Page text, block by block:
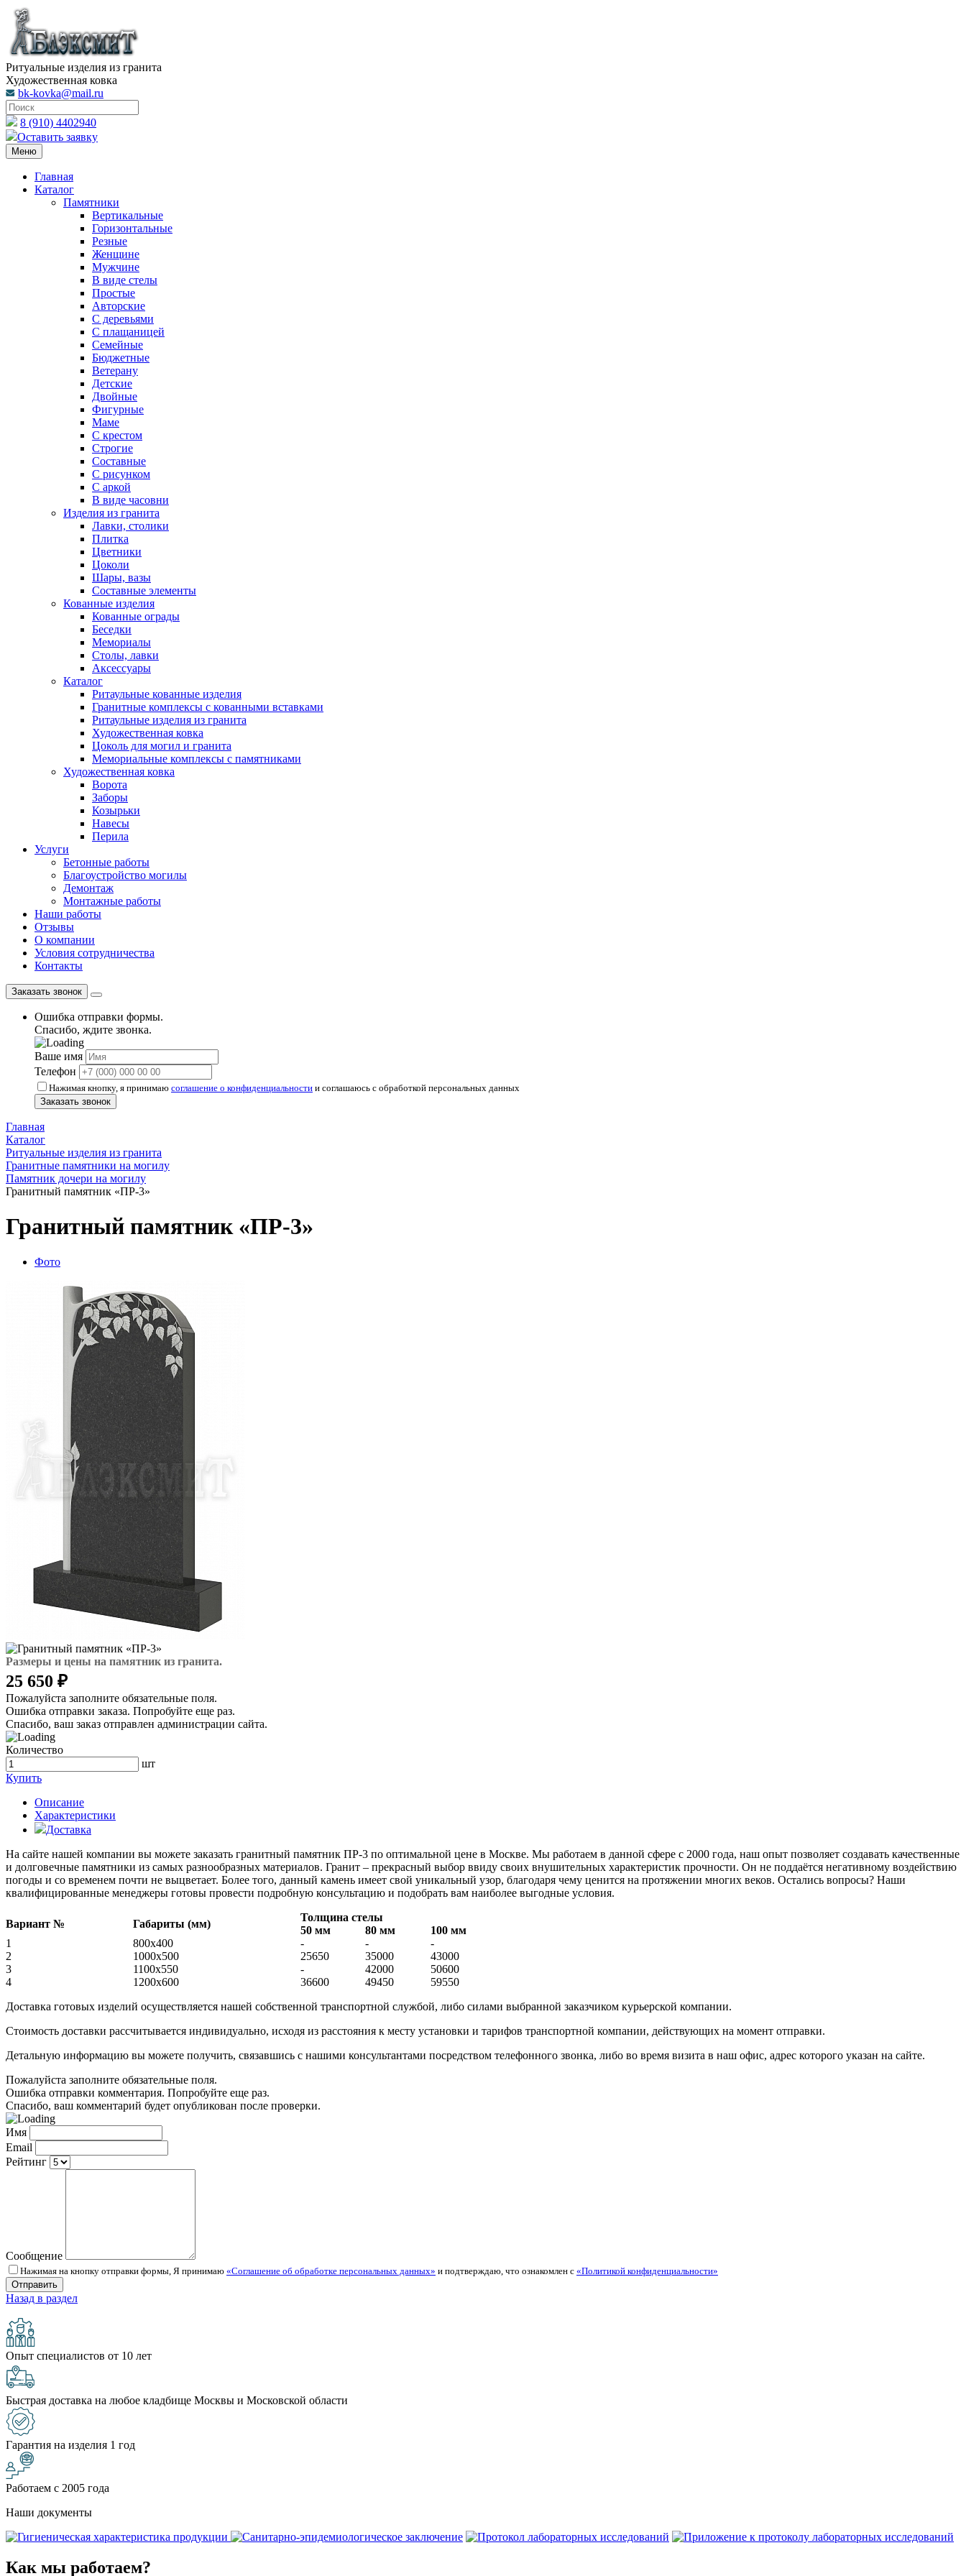
Ритуальные изделия из гранита
Художественная ковка
bk-kovka@mail.ru
8 (910) 4402940
Оставить заявку
Меню
Главная
Каталог
Памятники
Вертикальные
Горизонтальные
Резные
Женщине
Мужчине
В виде стелы
Простые
Авторские
С деревьями
С плащаницей
Семейные
Бюджетные
Ветерану
Детские
Двойные
Фигурные
Маме
С крестом
Строгие
Составные
С рисунком
С аркой
В виде часовни
Изделия из гранита
Лавки, столики
Плитка
Цветники
Цоколи
Шары, вазы
Составные элементы
Кованные изделия
Кованные ограды
Беседки
Мемориалы
Столы, лавки
Аксессуары
Каталог
Ритаульные кованные изделия
Гранитные комплексы с кованными вставками
Ритаульные изделия из гранита
Художественная ковка
Цоколь для могил и гранита
Мемориальные комплексы с памятниками
Художественная ковка
Ворота
Заборы
Козырьки
Навесы
Перила
Услуги
Бетонные работы
Благоустройство могилы
Демонтаж
Монтажные работы
Наши работы
Отзывы
О компании
Условия сотрудничества
Контакты
Заказать звонок
Ошибка отправки формы.
Спасибо, ждите звонка.
Ваше имя
Телефон
Нажимая кнопку, я принимаю соглашение о конфиденциальности и соглашаюсь с обработкой персональных данных
Заказать звонок
Главная
Каталог
Ритуальные изделия из гранита
Гранитные памятники на могилу
Памятник дочери на могилу
Гранитный памятник «ПР-3»
Гранитный памятник «ПР-3»
Фото
Размеры и цены на памятник из гранита.
25 650 ₽
Пожалуйста заполните обязательные поля.
Ошибка отправки заказа. Попробуйте еще раз.
Спасибо, ваш заказ отправлен администрации сайта.
Количество
шт
Купить
Описание
Характеристики
Доставка
На сайте нашей компании вы можете заказать гранитный памятник ПР-3 по оптимальной цене в Москве. Мы работаем в данной сфере с 2000 года, наш опыт позволяет создавать качественные
и долговечные памятники из самых разнообразных материалов. Гранит – прекрасный выбор ввиду своих внушительных характеристик прочности. Он не поддаётся негативному воздействию
погоды и со временем почти не выцветает. Более того, данный камень имеет свой уникальный узор, благодаря чему ценится на протяжении многих веков. Остались вопросы? Наши
квалифицированные менеджеры готовы провести подробную консультацию и подобрать вам наиболее выгодные условия.
Вариант № Габариты (мм)
Толщина стелы
50 мм
80 мм
100 мм
1
800x400 - -
-
2
1000х500 25650 35000
43000
3
1100х550 - 42000
50600
4
1200х600 36600 49450
59550
Доставка готовых изделий осуществляется нашей собственной транспортной службой, либо силами выбранной заказчиком курьерской компании.
Стоимость доставки рассчитывается индивидуально, исходя из расстояния к месту установки и тарифов транспортной компании, действующих на момент отправки.
Детальную информацию вы можете получить, связавшись с нашими консультантами посредством телефонного звонка, либо во время визита в наш офис, адрес которого указан на сайте.
Пожалуйста заполните обязательные поля.
Ошибка отправки комментария. Попробуйте еще раз.
Спасибо, ваш комментарий будет опубликован после проверки.
Имя
Email
Рейтинг
Сообщение
Нажимая на кнопку отправки формы, Я принимаю «Соглашение об обработке персональных данных» и подтверждаю, что ознакомлен с «Политикой конфиденциальности»
Назад в раздел
Опыт специалистов от 10 лет
Быстрая доставка на любое кладбище Москвы и Московской области
Гарантия на изделия 1 год
Работаем с 2005 года
Наши документы
Как мы работаем?